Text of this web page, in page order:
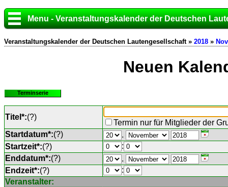
Menu - Veranstaltungskalender der Deutschen
Veranstaltungskalender der Deutschen Lautengesellschaft » 2018 »
Neuen
Terminserie
Titel*:(?)
Termin nur für Mitglieder der
Startdatum*:(?)
.
Startzeit*:(?)
:
Enddatum*:(?)
.
Endzeit*:(?)
:
Veranstalter: